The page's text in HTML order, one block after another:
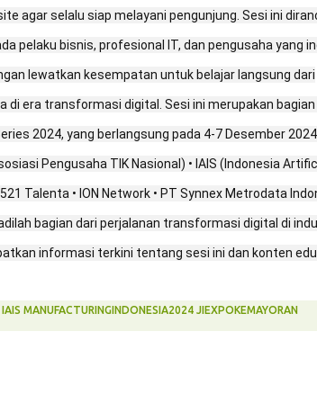
agar selalu siap melayani pengunjung. Sesi ini
pelaku bisnis, profesional IT, dan pengusaha yang
lewatkan kesempatan untuk belajar langsung dari
era transformasi digital. Sesi ini merupakan bagian
2024, yang berlangsung pada 4-7 Desember
Pengusaha TIK Nasional) • IAIS (Indonesia
Talenta • ION Network • PT Synnex Metrodata
bagian dari perjalanan transformasi digital di
informasi terkini tentang sesi ini dan konten
MANUFACTURINGINDONESIA2024 JIEXPOKEMAYORAN